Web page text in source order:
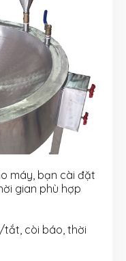
máy, bạn cài đặt
gian phù hợp
tắt, còi báo, thời